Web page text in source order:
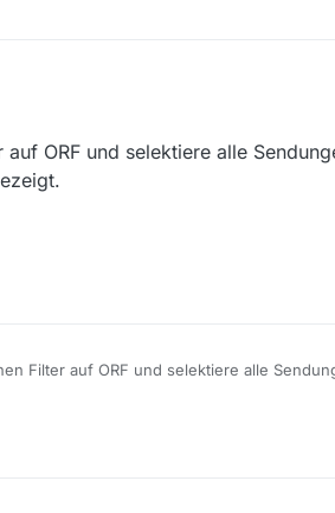
ORF und selektiere alle
Filter auf ORF und selektiere alle